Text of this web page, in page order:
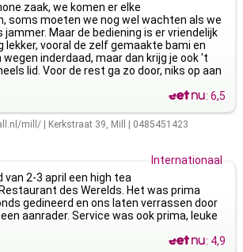
zaak, we komen er elke
soms moeten we nog wel wachten als we
jammer. Maar de bediening is er vriendelijk
lekker, vooral de zelf gemaakte bami en
wegen inderdaad, maar dan krijg je ook 't
lid. Voor de rest ga zo door, niks op aan
:6,5
mill/ Kerkstraat 39, Mill 0485451423
Internationaal
2-3 april een high tea
des Werelds. Het was prima
gedineerd en ons laten verrassen door
aanrader. Service was ook prima, leuke
: 4,9